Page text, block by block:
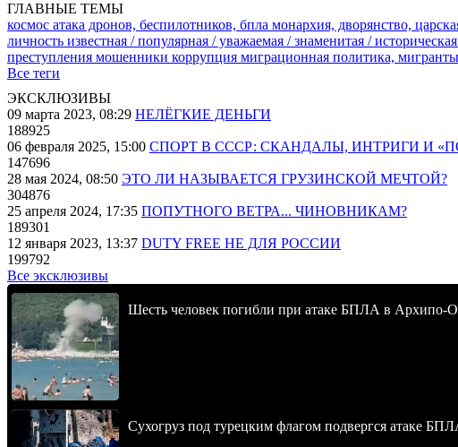
ГЛАВНЫЕ ТЕМЫ
космос атака дронов, беспилотников, бпла монархия, дворянство,
личность известная / популярная / уважаемая / знаменитая / историческая
преступления мошенники коррупция миграционная политика, мигранты
Все теги
ЭКСКЛЮЗИВЫ
09 марта 2023, 08:29 НЕЛЁГКИЕ ДЕНЬГИ
188925
06 февраля 2025, 15:00 СПОРТ В СССР: СКАНДАЛЫ, ИНТРИГИ И
147696
28 мая 2024, 08:50 ЭТО ЛИ НАЗЫВАЕТСЯ ГРУЗИНСКОЙ МЕЧТОЙ?
304876
25 апреля 2024, 17:35 ПОПУТНОГО ВЕТРА... ЧИНОВНИКАМ?
189301
12 января 2023, 13:37 DUTY FREE НЕ ДЛЯ РОССИИ
199792
Все эксклюзивы
Шесть человек погибли при атаке БПЛА в Архипо-
Сухогруз под турецким флагом подвергся атаке